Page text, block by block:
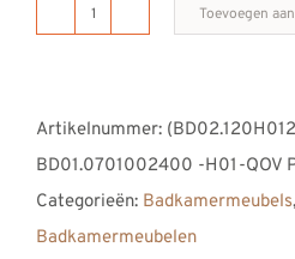
B
Badkamermeubel
2400,
240
cm,
Toevoegen
Artikelnummer:
BD01.0701002400 -H01-QOV
Categorieën: Badkamermeubels,
Badkamermeubelen